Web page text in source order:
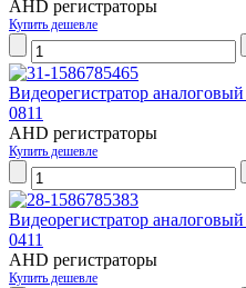
AHD регистраторы
Купить дешевле
Видеорегистратор
0811
AHD регистраторы
Купить дешевле
Видеорегистратор
0411
AHD регистраторы
Купить дешевле